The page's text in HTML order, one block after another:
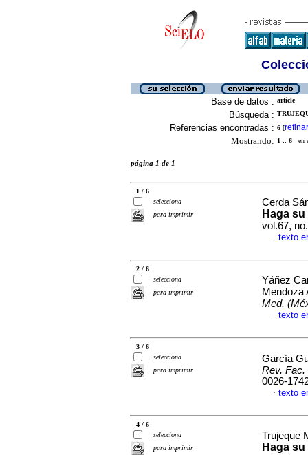
Base de datos : article
Búsqueda :
Referencias encontradas : 6 [refinar
Mostrando: 1 .. 6 en
página 1 de 1
1 / 6
selecciona
para imprimir
Cerda
Haga
vol.67,
· texto
2 / 6
selecciona
para imprimir
Yáñez
Mendoza
Med.
· texto
3 / 6
selecciona
para imprimir
García
Rev.
0026-
· texto
4 / 6
selecciona
para imprimir
Trujeque
Haga